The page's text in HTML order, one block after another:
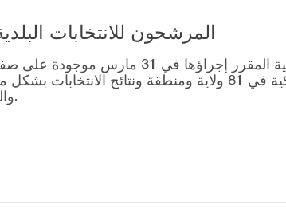
المرشحون للانتخابات البلدية المحلية –
قائمة رؤساء البلديات المرشحين للانتخابات
التصويت للتحالفات التي أنشأتها الأحزاب التركية في 81
والمرشحين على صفحة نتائج الانتخابات 2024.